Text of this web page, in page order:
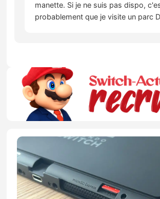
manette. Si je ne suis pas dispo,
probablement que je visite un parc